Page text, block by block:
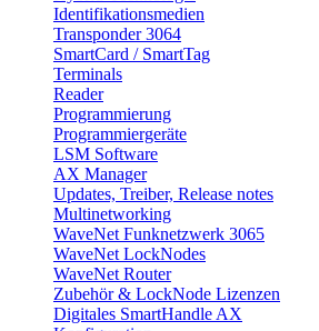
Identifikationsmedien
Transponder 3064
SmartCard / SmartTag
Terminals
Reader
Programmierung
Programmiergeräte
LSM Software
AX Manager
Updates, Treiber, Release notes
Multinetworking
WaveNet Funknetzwerk 3065
WaveNet LockNodes
WaveNet Router
Zubehör & LockNode Lizenzen
Digitales SmartHandle AX